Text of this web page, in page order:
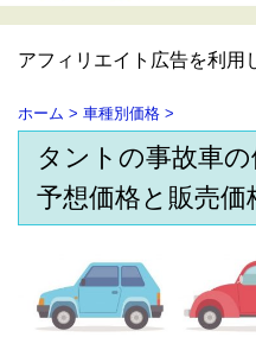
アフィリエイト広告を利用
ホーム > 車種別価格 >
タントの事故車
予想価格と販売価